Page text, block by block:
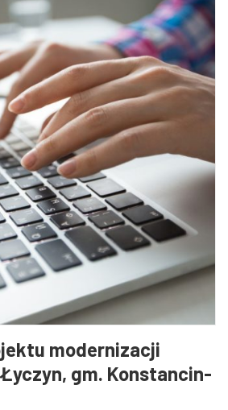
modernizacji
gm. Konstancin-